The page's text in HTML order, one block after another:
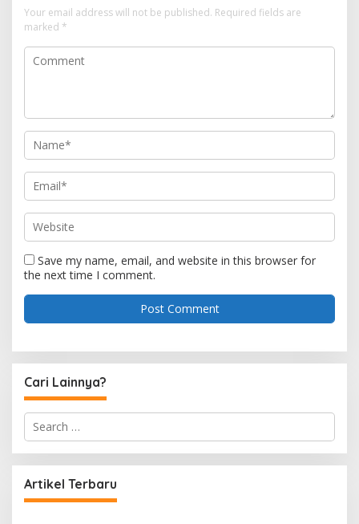
Your email address will not be published. Required fields are
marked *
Save my name, email, and website in this browser for
the next time I comment.
Cari Lainnya?
S
r
c
h
f
Artikel Terbaru